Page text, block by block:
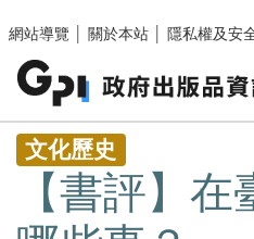
網站導覽
關於本站 隱私權及安
:::
文化歷史
【書評】